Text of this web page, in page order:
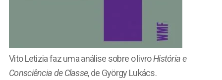
Vito Letizia faz uma análise sobre o livroHistória e
Consciência de Classe, de György Lukács.